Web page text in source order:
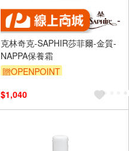
克林奇克-SAPHIR莎菲爾-金質-
NAPPA保養霜
贈OPENPOINT
$1,040